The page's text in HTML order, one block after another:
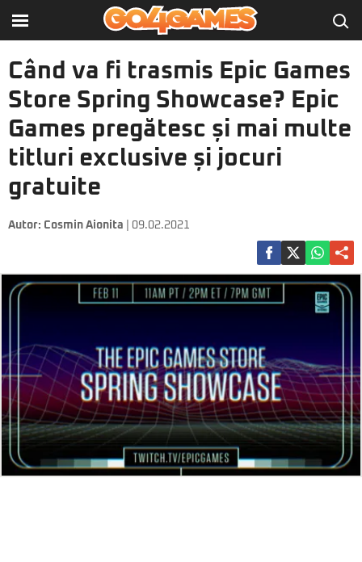
Când va fi trasmis Epic Games
Store Spring Showcase? Epic
Games pregătesc și mai multe
titluri exclusive și jocuri
gratuite
Autor: Cosmin Aionita | 09.02.2021